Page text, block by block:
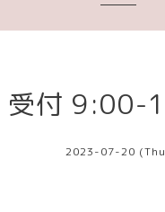
受付 9:00-
2023-07-20